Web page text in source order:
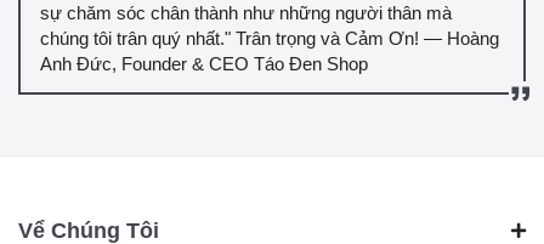
sự chăm sóc chân thành như những người thân mà
chúng tôi trân quý nhất." Trân trọng và Cảm Ơn! — Hoàng
Anh Đức, Founder & CEO Táo Đen Shop
Vể Chúng Tôi